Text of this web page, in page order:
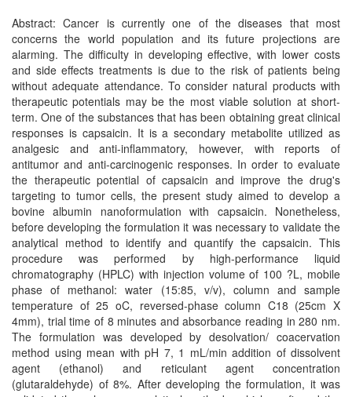
Abstract: Cancer is currently one of the diseases that most
concerns the world population and its future projections are
alarming. The difficulty in developing effective, with lower costs
and side effects treatments is due to the risk of patients being
without adequate attendance. To consider natural products with
therapeutic potentials may be the most viable solution at short-
term. One of the substances that has been obtaining great clinical
responses is capsaicin. It is a secondary metabolite utilized as
analgesic and anti-inflammatory, however, with reports of
antitumor and anti-carcinogenic responses. In order to evaluate
the therapeutic potential of capsaicin and improve the drug's
targeting to tumor cells, the present study aimed to develop a
bovine albumin nanoformulation with capsaicin. Nonetheless,
before developing the formulation it was necessary to validate the
analytical method to identify and quantify the capsaicin. This
procedure was performed by high-performance liquid
chromatography (HPLC) with injection volume of 100 ?L, mobile
phase of methanol: water (15:85, v/v), column and sample
temperature of 25 oC, reversed-phase column C18 (25cm X
4mm), trial time of 8 minutes and absorbance reading in 280 nm.
The formulation was developed by desolvation/ coacervation
method using mean with pH 7, 1 mL/min addition of dissolvent
agent (ethanol) and reticulant agent concentration
(glutaraldehyde) of 8%. After developing the formulation, it was